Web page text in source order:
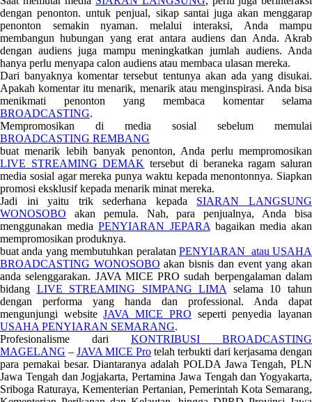
dengan penonton. untuk penjual, sikap santai juga akan menggarap
penonton semakin nyaman. melalui interaksi, Anda mampu
membangun hubungan yang erat antara audiens dan Anda. Akrab
dengan audiens juga mampu meningkatkan jumlah audiens. Anda
hanya perlu menyapa calon audiens atau membaca ulasan mereka.
Dari banyaknya komentar tersebut tentunya akan ada yang disukai.
Apakah komentar itu menarik, menarik atau menginspirasi. Anda bisa
menikmati penonton yang membaca komentar selama
BROADCASTING.
Mempromosikan di media sosial sebelum memulai
BROADCASTING REMBANG
buat menarik lebih banyak penonton, Anda perlu mempromosikan
LIVE STREAMING DEMAK tersebut di beraneka ragam saluran
media sosial agar mereka punya waktu kepada menontonnya. Siapkan
promosi eksklusif kepada menarik minat mereka.
Jadi ini yaitu trik sederhana kepada SIARAN LANGSUNG
WONOSOBO akan pemula. Nah, para penjualnya, Anda bisa
menggunakan mediaPENYIARAN JEPARA bagaikan media akan
mempromosikan produknya.
buat anda yang membutuhkan peralatan PENYIARAN atau USAHA
BROADCASTING WONOSOBO akan bisnis dan event yang akan
anda selenggarakan. JAVA MICE PRO sudah berpengalaman dalam
bidang LIVE STREAMING SIMPANG LIMA selama 10 tahun
dengan performa yang handa dan professional. Anda dapat
mengunjungi websiteJAVA MICE PRO seperti penyedia layanan
USAHA PENYIARAN SEMARANG.
Profesionalisme dari KONTRIBUSI BROADCASTING
MAGELANG – JAVA MICE Pro telah terbukti dari kerjasama dengan
para pemakai besar. Diantaranya adalah POLDA Jawa Tengah, PLN
Jawa Tengah dan Jogjakarta, Pertamina Jawa Tengah dan Yogyakarta,
Sriboga Raturaya, Kementerian Pertanian, Pemerintah Kota Semarang,